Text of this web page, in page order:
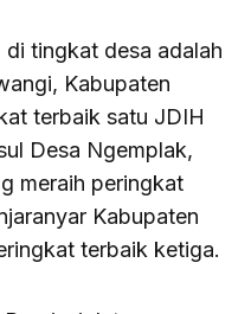
tingkat desa adalah
Kabupaten
terbaik satu JDIH
Desa Ngemplak,
meraih peringkat
Kabupaten
terbaik ketiga.